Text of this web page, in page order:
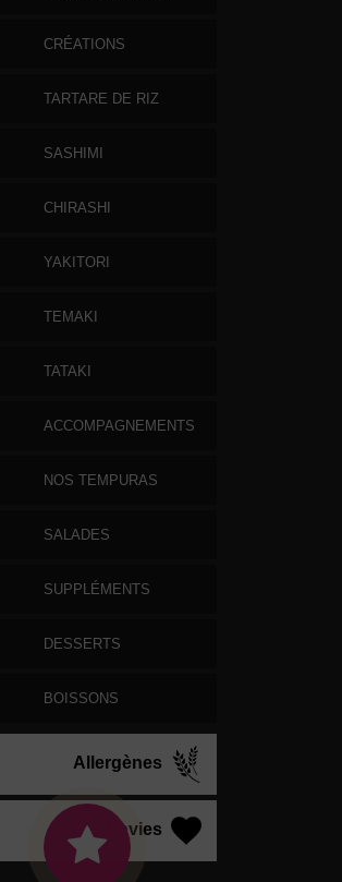
CRÉATIONS
TARTARE DE RIZ
SASHIMI
CHIRASHI
YAKITORI
TEMAKI
TATAKI
ACCOMPAGNEMENTS
NOS TEMPURAS
SALADES
SUPPLÉMENTS
DESSERTS
BOISSONS
Allergènes
Vos Envies